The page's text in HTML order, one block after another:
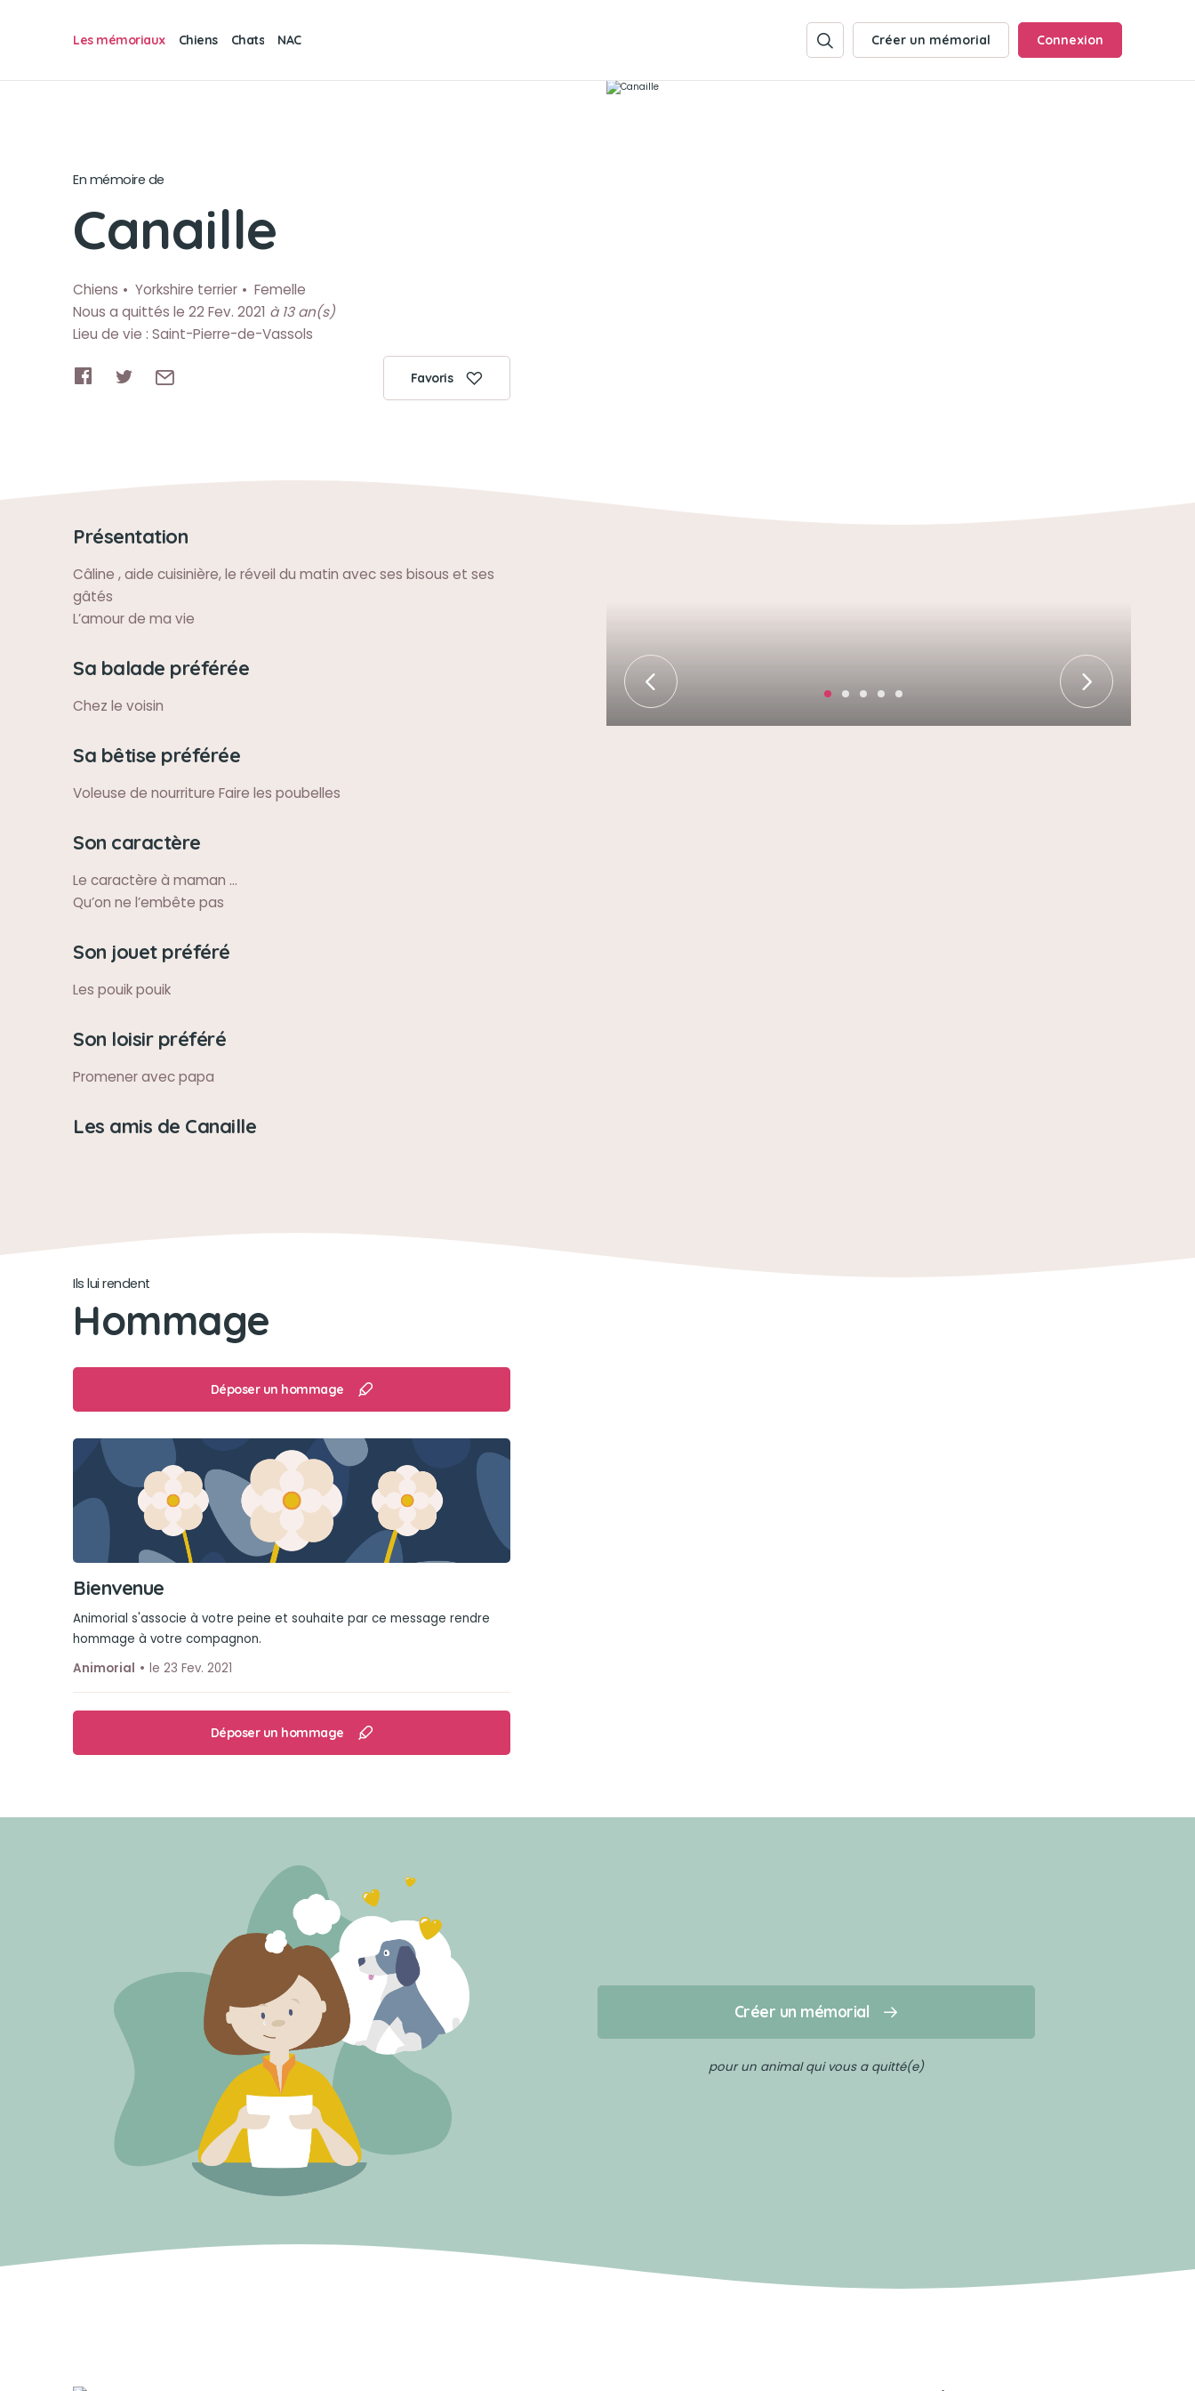
Les mémoriaux Chiens Chats NAC Créer un mémorial Connexion
En mémoire de
Canaille
Chiens Yorkshire terrier
Femelle
Nous a quittés le 22 Fev. 2021 à 13 an(s)
Lieu de vie : Saint-Pierre-de-Vassols
Favoris
Présentation
Câline , aide cuisinière, le réveil du matin avec ses bisous et ses
gâtés
L’amour de ma vie
Sa balade préférée
Chez le voisin
Sa bêtise préférée
Voleuse de nourriture Faire les poubelles
Son caractère
Le caractère à maman ...
Qu’on ne l’embête pas
Son jouet préféré
Les pouik pouik
Son loisir préféré
Promener avec papa
Les amis de Canaille
Ils lui rendent
Hommage
Déposer un hommage
Bienvenue
Animorial s'associe à votre peine et souhaite par ce message rendre
hommage à votre compagnon.
Animorial
le 23 Fev. 2021
Déposer un hommage
Créer un mémorial
pour un animal qui vous a quitté(e)